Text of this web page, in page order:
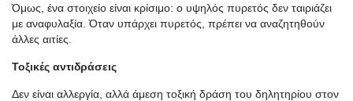
Όμως, ένα στοιχείο είναι κρίσιμο: ο υψηλός πυρετός δεν ταιριάζει
με αναφυλαξία. Όταν υπάρχει πυρετός, πρέπει να αναζητηθούν
άλλες αιτίες.
Τοξικές αντιδράσεις
Δεν είναι αλλεργία, αλλά άμεση τοξική δράση του δηλητηρίου στον